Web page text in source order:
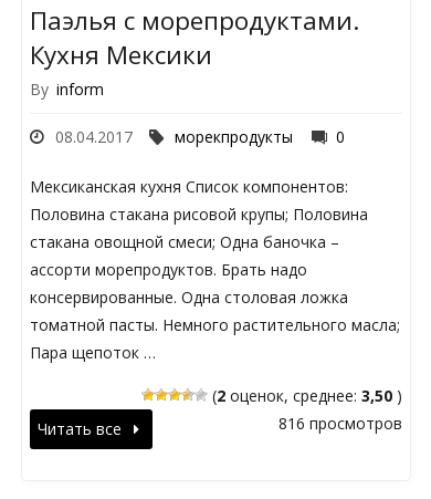
Паэлья с морепродуктами.
Кухня Мексики
By inform
08.04.2017 морекпродукты 0
Мексиканская кухня Список компонентов:
Половина стакана рисовой крупы; Половина
стакана овощной смеси; Одна баночка –
ассорти морепродуктов. Брать надо
консервированные. Одна столовая ложка
томатной пасты. Немного растительного масла;
Пара щепоток …
(2оценок, среднее: 3,50)
816 просмотров
Читать все